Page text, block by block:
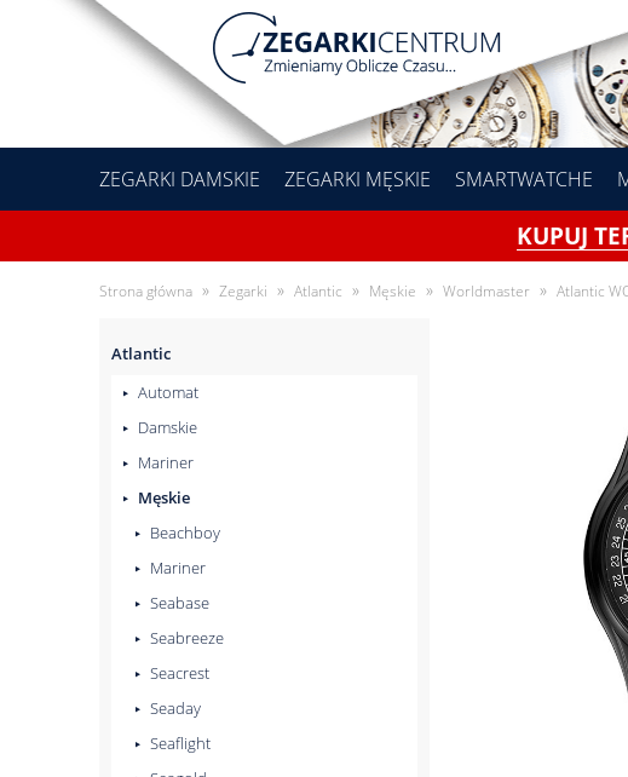
ZEGARKI DAMSKIE ZEGARKI MĘSKIE SMARTWATCHE
KUPUJ
Strona główna » Zegarki » Atlantic » Męskie » Worldmaster » Atlantic
Atlantic
Automat
Damskie
Mariner
Męskie
Beachboy
Mariner
Seabase
Seabreeze
Seacrest
Seaday
Seaflight